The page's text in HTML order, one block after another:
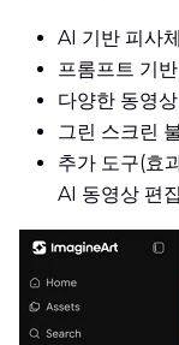
AI 기반 피사
프롬프트 기
다양한 동영
그린 스크린
추가 도구(효
AI 동영상 편